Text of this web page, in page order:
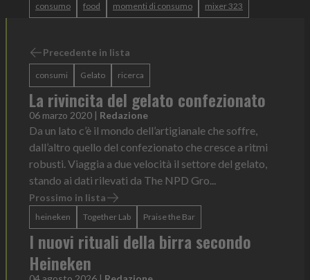
consumo food momenti di consumo mixer 323
Precedente in lista
consumi Gelato ricerca
La rivincita del gelato confezionato
06 marzo 2020 | Redazione
Da un lato c’è il mondo dell’artigianale che soffre,
dall’altro quello del confezionato che cresce a ritmi
robusti. Viaggia a due velocità il settore del gelato,
stando ai dati rilevati da The NPD Gro...
Prossimo in lista
heineken Together Lab Praise the Bar
I nuovi rituali della birra secondo
Heineken